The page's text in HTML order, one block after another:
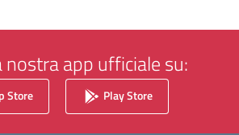
nostra app ufficiale su:
Store Play Store